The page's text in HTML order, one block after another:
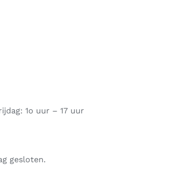
1o uur – 17 uur
gesloten.